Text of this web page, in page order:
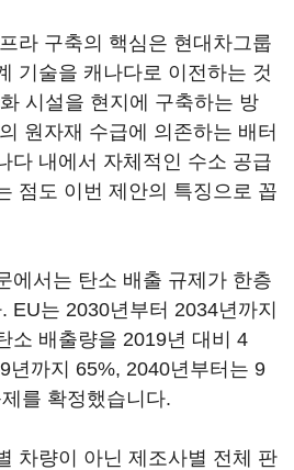
라 구축의 핵심은 현대차그룹
기술을 캐나다로 이전하는 것
시설을 현지에 구축하는 방
원자재 수급에 의존하는 배터
다 내에서 자체적인 수소 공급
점도 이번 제안의 특징으로 꼽
에서는 탄소 배출 규제가 한층
EU는 2030년부터 2034년까지
소 배출량을 2019년 대비 4
년까지 65%, 2040년부터는 9
를 확정했습니다.
차량이 아닌 제조사별 전체 판